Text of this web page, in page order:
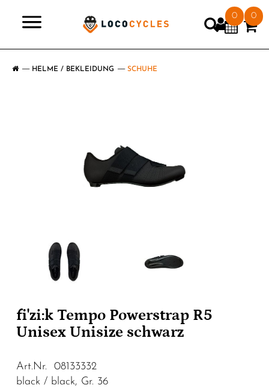
0 0
HELME / BEKLEIDUNG SCHUHE
fi'zi:k Tempo Powerstrap R5
Unisex Unisize schwarz
Art.Nr. 08133332
black / black, Gr. 36